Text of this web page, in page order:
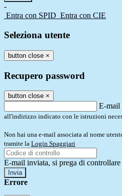
-
Entra con SPID Entra con CIE
Seleziona utente
button close ×
Recupero password
button close ×
E-mail
all'indirizzo indicato con le istruzioni
Non hai una e-mail associata al nome
tramite la Login Spaggiari
E-mail inviata, si prega di
Errore